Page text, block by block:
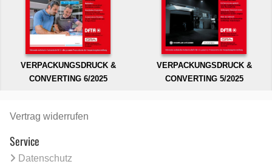
VERPACKUNGSDRUCK &
CONVERTING 6/2025
VERPACKUNGSDRUCK &
CONVERTING 5/2025
Vertrag widerrufen
Service
Datenschutz